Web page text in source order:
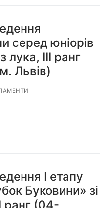
серед юніорів
лука, ІІІ ранг
Львів)
І етапу
Буковини» зі
ранг (04-